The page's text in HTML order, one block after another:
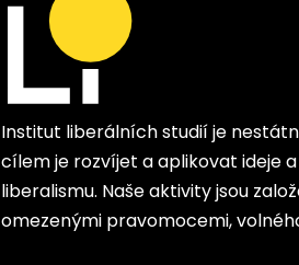
Institut liberálních studií je
cílem je rozvíjet a aplikovat ideje
liberalismu. Naše aktivity jsou
omezenými pravomocemi,